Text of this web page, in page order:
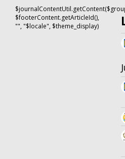
$footerContent.getArticleId(),
"", "$locale", $theme_display)